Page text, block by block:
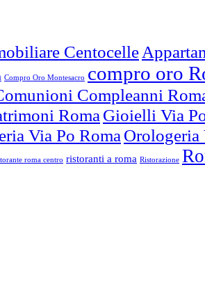
Centocelle
Compro Oro Montesacro compro oro
Compleanni
Roma Gioielli Via
Via Po Roma Orologeria
roma centro ristoranti a roma Ristorazione